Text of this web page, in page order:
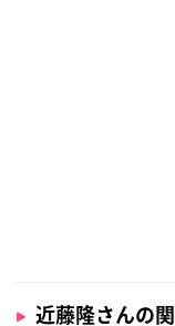
近藤隆さんの